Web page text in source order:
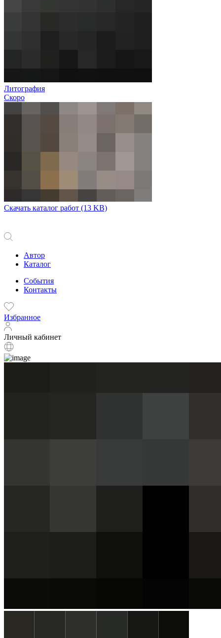
Литография
Скоро
Скачать каталог работ (13 KB)
Автор
Каталог
События
Контакты
Избранное
Личный кабинет